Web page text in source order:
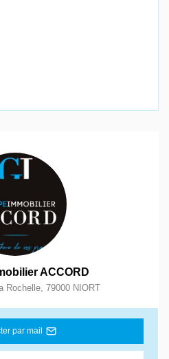
ACCORD
Rochelle, 79000 NIORT
par mail